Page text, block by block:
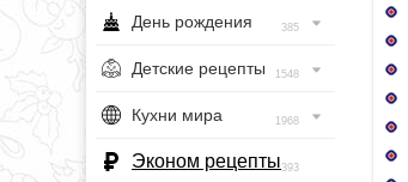
День рождения 385
Детские рецепты 1548
Кухни мира 1968
Эконом рецепты393